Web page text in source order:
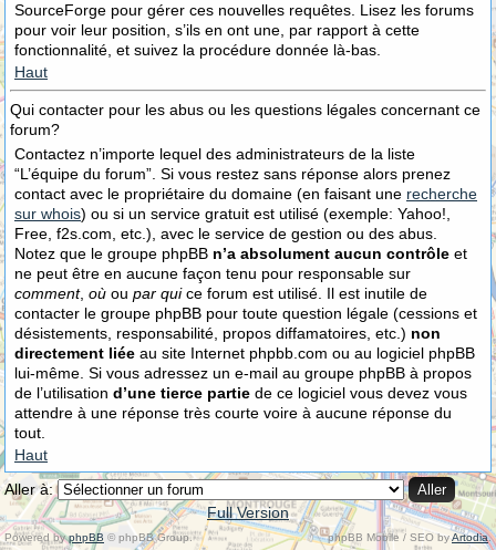
SourceForge pour gérer ces nouvelles requêtes. Lisez les forums
pour voir leur position, s’ils en ont une, par rapport à cette
fonctionnalité, et suivez la procédure donnée là-bas.
Haut
Qui contacter pour les abus ou les questions légales concernant ce
forum?
Contactez n’importe lequel des administrateurs de la liste
“L’équipe du forum”. Si vous restez sans réponse alors prenez
contact avec le propriétaire du domaine (en faisant une recherche
sur whois) ou si un service gratuit est utilisé (exemple: Yahoo!,
Free, f2s.com, etc.), avec le service de gestion ou des abus.
Notez que le groupe phpBB n’a absolument aucun contrôle et
ne peut être en aucune façon tenu pour responsable sur
comment, où ou par quice forum est utilisé. Il est inutile de
contacter le groupe phpBB pour toute question légale (cessions et
désistements, responsabilité, propos diffamatoires, etc.) non
directement liée au site Internet phpbb.com ou au logiciel phpBB
lui-même. Si vous adressez un e-mail au groupe phpBB à propos
de l’utilisation d’une tierce partie de ce logiciel vous devez vous
attendre à une réponse très courte voire à aucune réponse du
tout.
Haut
Aller à:
Full Version
Powered byphpBB © phpBB Group. phpBB Mobile / SEO byArtodia.